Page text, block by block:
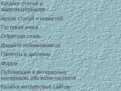
Каталог статей и
видеоматериалов
Архив статей и новостей
Гостевая книга
Обратная связь
Давайте познакомимся!
Патенты и дипломы
Форум
Публикации и интересные
материалы обо всем на свете
Каталог интересных сайтов